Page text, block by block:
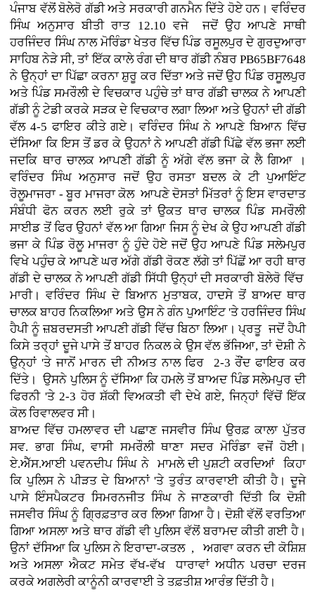
ਪੰਜਾਬ ਵੱਲੋਂ ਬੋਲੇਰੋ ਗੱਡੀ ਅਤੇ ਸਰਕਾਰੀ ਗਨਮੈਨ ਦਿੱਤੇ ਹੋਏ ਹਨ। ਵਰਿੰਦਰ
ਸਿੰਘ ਅਨੁਸਾਰ ਬੀਤੀ ਰਾਤ 12.10 ਵਜੇ ਜਦੋਂ ਉਹ ਆਪਣੇ ਸਾਥੀ
ਹਰਜਿੰਦਰ ਸਿੰਘ ਨਾਲ ਮੋਰਿੰਡਾ ਖੇਤਰ ਵਿੱਚ ਪਿੰਡ ਰਸੂਲਪੁਰ ਦੇ ਗੁਰਦੁਆਰਾ
ਸਾਹਿਬ ਨੇੜੇ ਸੀ, ਤਾਂ ਇੱਕ ਕਾਲੇ ਰੰਗ ਦੀ ਥਾਰ ਗੱਡੀ ਨੰਬਰ PB65BF7648
ਨੇ ਉਨ੍ਹਾਂ ਦਾ ਪਿੱਛਾ ਕਰਨਾ ਸ਼ੁਰੂ ਕਰ ਦਿੱਤਾ ਅਤੇ ਜਦੋਂ ਉਹ ਪਿੰਡ ਰਸੂਲਪੁਰ
ਅਤੇ ਪਿੰਡ ਸਮਰੌਲੀ ਦੇ ਵਿਚਕਾਰ ਪਹੁੰਚੇ ਤਾਂ ਥਾਰ ਗੱਡੀ ਚਾਲਕ ਨੇ ਆਪਣੀ
ਗੱਡੀ ਨੂੰ ਟੇਡੀ ਕਰਕੇ ਸੜਕ ਦੇ ਵਿਚਕਾਰ ਲਗਾ ਲਿਆ ਅਤੇ ਉਹਨਾਂ ਦੀ ਗੱਡੀ
ਵੱਲ 4-5 ਫਾਇਰ ਕੀਤੇ ਗਏ। ਵਰਿੰਦਰ ਸਿੰਘ ਨੇ ਆਪਣੇ ਬਿਆਨ ਵਿੱਚ
ਦੱਸਿਆ ਕਿ ਇਸ ਤੋਂ ਡਰ ਕੇ ਉਹਨਾਂ ਨੇ ਆਪਣੀ ਗੱਡੀ ਪਿੱਛੇ ਵੱਲ ਭਜਾ ਲਈ
ਜਦਕਿ ਥਾਰ ਚਾਲਕ ਆਪਣੀ ਗੱਡੀ ਨੂੰ ਅੱਗੇ ਵੱਲ ਭਜਾ ਕੇ ਲੈ ਗਿਆ ।
ਵਰਿੰਦਰ ਸਿੰਘ ਅਨੁਸਾਰ ਜਦੋਂ ਉਹ ਰਸਤਾ ਬਦਲ ਕੇ ਟੀ ਪੁਆਇੰਟ
ਰੋਲੂਮਾਜਰਾ - ਬੂਰ ਮਾਜਰਾ ਕੋਲ ਆਪਣੇ ਦੋਸਤਾਂ ਮਿੱਤਰਾਂ ਨੂੰ ਇਸ ਵਾਰਦਾਤ
ਸੰਬੰਧੀ ਫੋਨ ਕਰਨ ਲਈ ਰੁਕੇ ਤਾਂ ਉਕਤ ਥਾਰ ਚਾਲਕ ਪਿੰਡ ਸਮਰੌਲੀ
ਸਾਈਡ ਤੋਂ ਫਿਰ ਉਹਨਾਂ ਵੱਲ ਆ ਗਿਆ ਜਿਸ ਨੂੰ ਦੇਖ ਕੇ ਉਹ ਆਪਣੀ ਗੱਡੀ
ਭਜਾ ਕੇ ਪਿੰਡ ਰੋਲੂ ਮਾਜਰਾ ਨੂੰ ਹੁੰਦੇ ਹੋਏ ਜਦੋਂ ਉਹ ਆਪਣੇ ਪਿੰਡ ਸਲੇਮਪੁਰ
ਵਿਖੇ ਪਹੁੰਚ ਕੇ ਆਪਣੇ ਘਰ ਅੱਗੇ ਗੱਡੀ ਰੋਕਣ ਲੱਗੇ ਤਾਂ ਪਿੱਛੋਂ ਆ ਰਹੀ ਥਾਰ
ਗੱਡੀ ਦੇ ਚਾਲਕ ਨੇ ਆਪਣੀ ਗੱਡੀ ਸਿੱਧੀ ਉਨ੍ਹਾਂ ਦੀ ਸਰਕਾਰੀ ਬੋਲੇਰੋ ਵਿੱਚ
ਮਾਰੀ। ਵਰਿੰਦਰ ਸਿੰਘ ਦੇ ਬਿਆਨ ਮੁਤਾਬਕ, ਹਾਦਸੇ ਤੋਂ ਬਾਅਦ ਥਾਰ
ਚਾਲਕ ਬਾਹਰ ਨਿਕਲਿਆ ਅਤੇ ਉਸ ਨੇ ਗੰਨ ਪੁਆਇੰਟ 'ਤੇ ਹਰਜਿੰਦਰ ਸਿੰਘ
ਹੈਪੀ ਨੂੰ ਜ਼ਬਰਦਸਤੀ ਆਪਣੀ ਗੱਡੀ ਵਿੱਚ ਬਿਠਾ ਲਿਆ। ਪ੍ਰਤੂ ਜਦੋਂ ਹੈਪੀ
ਕਿਸੇ ਤਰ੍ਹਾਂ ਦੂਜੇ ਪਾਸੇ ਤੋਂ ਬਾਹਰ ਨਿਕਲ ਕੇ ਉਸ ਵੱਲ ਭੱਜਿਆ, ਤਾਂ ਦੋਸ਼ੀ ਨੇ
ਉਨ੍ਹਾਂ 'ਤੇ ਜਾਨੋਂ ਮਾਰਨ ਦੀ ਨੀਅਤ ਨਾਲ ਫਿਰ 2-3 ਰੌਂਦ ਫਾਇਰ ਕਰ
ਦਿੱਤੇ। ਉਸਨੇ ਪੁਲਿਸ ਨੂੰ ਦੱਸਿਆ ਕਿ ਹਮਲੇ ਤੋਂ ਬਾਅਦ ਪਿੰਡ ਸਲੇਮਪੁਰ ਦੀ
ਫਿਰਨੀ 'ਤੇ 2-3 ਹੋਰ ਸ਼ੱਕੀ ਵਿਅਕਤੀ ਵੀ ਦੇਖੇ ਗਏ, ਜਿਨ੍ਹਾਂ ਵਿੱਚੋਂ ਇੱਕ
ਕੋਲ ਰਿਵਾਲਵਰ ਸੀ।
ਬਾਅਦ ਵਿੱਚ ਹਮਲਾਵਰ ਦੀ ਪਛਾਣ ਜਸਵੀਰ ਸਿੰਘ ਉਰਫ਼ ਕਾਲਾ ਪੁੱਤਰ
ਸਵ. ਭਾਗ ਸਿੰਘ, ਵਾਸੀ ਸਮਰੌਲੀ ਥਾਣਾ ਸਦਰ ਮੋਰਿੰਡਾ ਵਜੋਂ ਹੋਈ।
ਏ.ਐੱਸ.ਆਈ ਪਵਨਦੀਪ ਸਿੰਘ ਨੇ ਮਾਮਲੇ ਦੀ ਪੁਸ਼ਟੀ ਕਰਦਿਆਂ ਕਿਹਾ
ਕਿ ਪੁਲਿਸ ਨੇ ਪੀੜਤ ਦੇ ਬਿਆਨਾਂ 'ਤੇ ਤੁਰੰਤ ਕਾਰਵਾਈ ਕੀਤੀ ਹੈ। ਦੂਜੇ
ਪਾਸੇ ਇੰਸਪੈਕਟਰ ਸਿਮਰਨਜੀਤ ਸਿੰਘ ਨੇ ਜਾਣਕਾਰੀ ਦਿੱਤੀ ਕਿ ਦੋਸ਼ੀ
ਜਸਵੀਰ ਸਿੰਘ ਨੂੰ ਗ੍ਰਿਫ਼ਤਾਰ ਕਰ ਲਿਆ ਗਿਆ ਹੈ। ਦੋਸ਼ੀ ਵੱਲੋਂ ਵਰਤਿਆ
ਗਿਆ ਅਸਲਾ ਅਤੇ ਥਾਰ ਗੱਡੀ ਵੀ ਪੁਲਿਸ ਵੱਲੋਂ ਬਰਾਮਦ ਕੀਤੀ ਗਈ ਹੈ।
ਉਨਾਂ ਦੱਸਿਆ ਕਿ ਪੁਲਿਸ ਨੇ ਇਰਾਦਾ-ਕਤਲ , ਅਗਵਾ ਕਰਨ ਦੀ ਕੋਸ਼ਿਸ਼
ਅਤੇ ਅਸਲਾ ਐਕਟ ਸਮੇਤ ਵੱਖ-ਵੱਖ ਧਾਰਾਵਾਂ ਅਧੀਨ ਪਰਚਾ ਦਰਜ
ਕਰਕੇ ਅਗਲੇਰੀ ਕਾਨੂੰਨੀ ਕਾਰਵਾਈ ਤੇ ਤਫ਼ਤੀਸ਼ ਆਰੰਭ ਦਿੱਤੀ ਹੈ।